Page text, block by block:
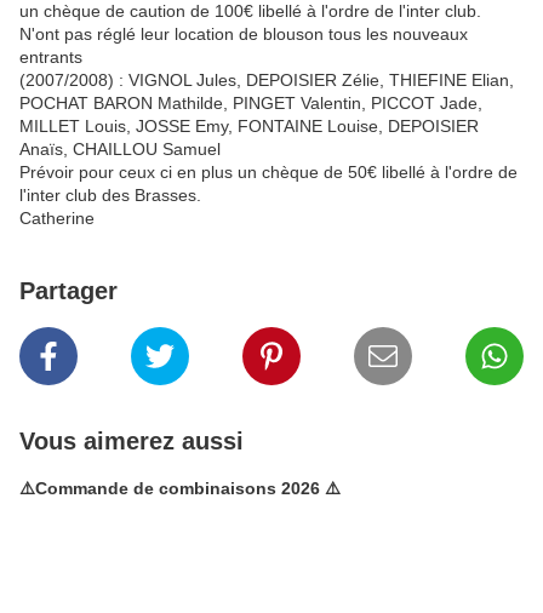
un chèque de caution de 100€ libellé à l'ordre de l'inter club.
N'ont pas réglé leur location de blouson tous les nouveaux
entrants
(2007/2008) : VIGNOL Jules, ​DEPOISIER Zélie, THIEFINE Elian,
POCHAT BARON Mathilde, PINGET Valentin, PICCOT Jade,
MILLET Louis, JOSSE Emy, FONTAINE Louise, DEPOISIER
Anaïs, CHAILLOU Samuel
Prévoir pour ceux ci en plus un chèque de 50€ libellé à l'ordre de
l'inter club des Brasses.
Catherine
Partager
Vous aimerez aussi
⚠️Commande de combinaisons 2026 ⚠️